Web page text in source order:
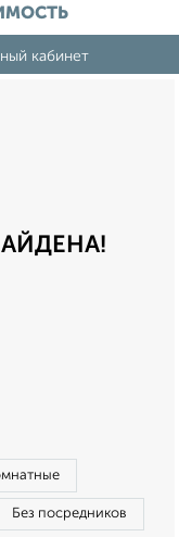
кабинет
Без посредников